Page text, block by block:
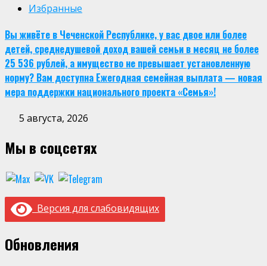
Избранные
Вы живёте в Чеченской Республике, у вас двое или более
детей, среднедушевой доход вашей семьи в месяц не более
25 536 рублей, а имущество не превышает установленную
норму? Вам доступна Ежегодная семейная выплата — новая
мера поддержки национального проекта «Семья»!
5 августа, 2026
Мы в соцсетях
Версия для слабовидящих
Обновления